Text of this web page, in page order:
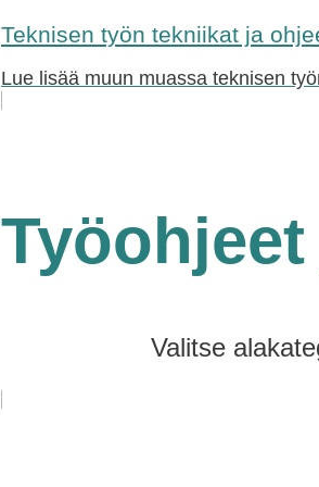
Teknisen työn tekniikat ja
Lue lisää muun muassa teknisen
Valitse